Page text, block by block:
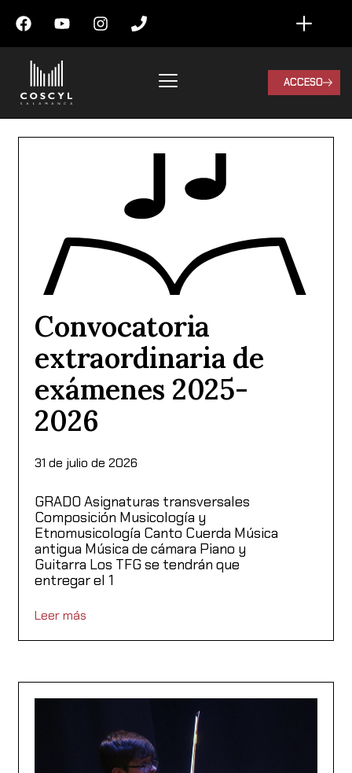
ACCESO
Convocatoria
extraordinaria de
exámenes 2025-
2026
31 de julio de 2026
GRADO Asignaturas transversales
Composición Musicología y
Etnomusicología Canto Cuerda Música
antigua Música de cámara Piano y
Guitarra Los TFG se tendrán que
entregar el 1
Leer más